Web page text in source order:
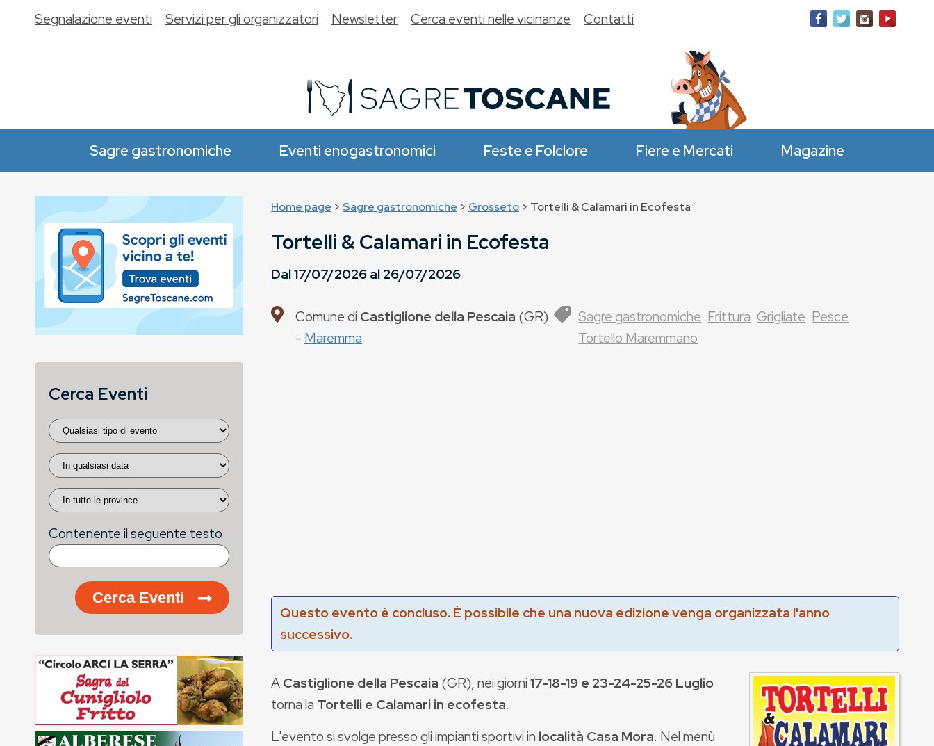
Sagre gastronomiche Eventi enogastronomici Feste e Folclore Fiere e Mercati Magazine
Segnalazione eventi Servizi per gli organizzatori Newsletter Cerca eventi nelle vicinanze Contatti
Home page > Sagre gastronomiche > Grosseto > Tortelli & Calamari in Ecofesta
Tortelli & Calamari in Ecofesta
Dal17/07/2026al26/07/2026
Comune di Castiglione della Pescaia (GR)
- Maremma
Sagre gastronomiche Frittura Grigliate Pesce
Tortello Maremmano
Questo evento è concluso. È possibile che una nuova edizione venga organizzata l'anno
successivo.
ACastiglione della Pescaia (GR), nei giorni17-18-19 e 23-24-25-26 Luglio
torna la Tortelli e Calamariin ecofesta.
L'evento si svolge presso gli impianti sportivi in località Casa Mora. Nel menù
Cerca Eventi
Contenente il seguente testo
Cerca Eventi